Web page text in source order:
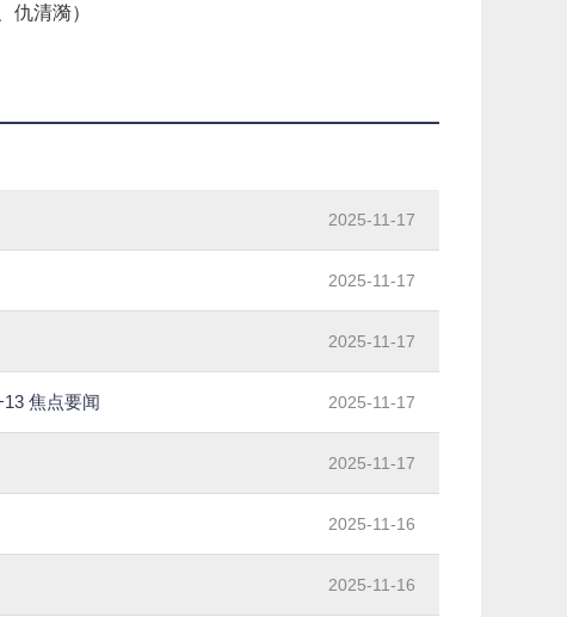
仇清漪）
2025-11-17
2025-11-17
2025-11-17
焦点要闻 2025-11-17
2025-11-17
2025-11-16
2025-11-16